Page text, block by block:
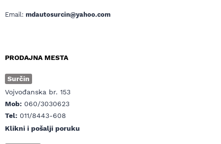
Email: mdautosurcin@yahoo.com
PRODAJNA MESTA
Surčin
Vojvođanska br. 153
Mob: 060/3030623
Tel: 011/8443-608
Klikni i pošalji poruku